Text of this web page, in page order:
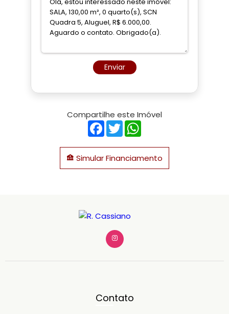
Enviar
Compartilhe este Imóvel
Facebook
Twitter
Simular Financiamento
Contato